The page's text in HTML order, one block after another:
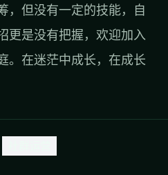
，但没有一定的技能，自
更是没有把握，欢迎加入
。在迷茫中成长，在成长